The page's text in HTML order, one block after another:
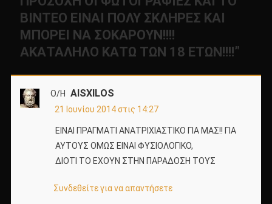
ΒΙΝΤΕΟ ΕΙΝΑΙ ΠΟΛΥ ΣΚΛΗΡΕΣ ΚΑΙ
ΜΠΟΡΕΙ ΝΑ ΣΟΚΑΡΟΥΝ!!!!
ΑΚΑΤΑΛΗΛΟ ΚΑΤΩ ΤΩΝ 18 ΕΤΩΝ!!!!”
Ο/Η AISXILOS
21 Ιουνίου 2014 στις 14:27
ΕΙΝΑΙ ΠΡΑΓΜΑΤΙ ΑΝΑΤΡΙΧΙΑΣΤΙΚΟ ΓΙΑ ΜΑΣ!! ΓΙΑ
ΑΥΤΟΥΣ ΟΜΩΣ ΕΙΝΑΙ ΦΥΣΙΟΛΟΓΙΚΟ,
ΔΙΟΤΙ ΤΟ ΕΧΟΥΝ ΣΤΗΝ ΠΑΡΑΔΟΣΗ ΤΟΥΣ
Συνδεθείτε για να απαντήσετε